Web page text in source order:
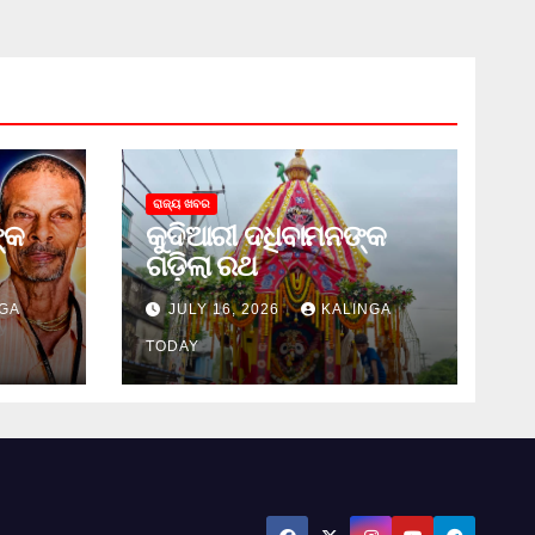
ରାଜ୍ୟ ଖବର
କୁଦିଆରୀ ଦଧିବାମନଙ୍କ
ଗଡ଼ିଲା ରଥ
JULY 16, 2026 KALINGA
TODAY